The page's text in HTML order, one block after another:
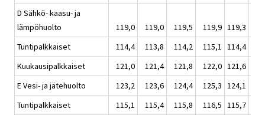
D Sähkö- kaasu- ja
lämpöhuolto
119,0 119,0 119,5 119,9 119,3
Tuntipalkkaiset
114,4 113,8 114,2 115,1 114,4
Kuukausipalkkaiset
121,0 121,4 121,8 122,0 121,6
E Vesi- ja jätehuolto
123,2 123,6 124,4 125,3 124,1
Tuntipalkkaiset
115,1 115,4 115,8 116,5 115,7